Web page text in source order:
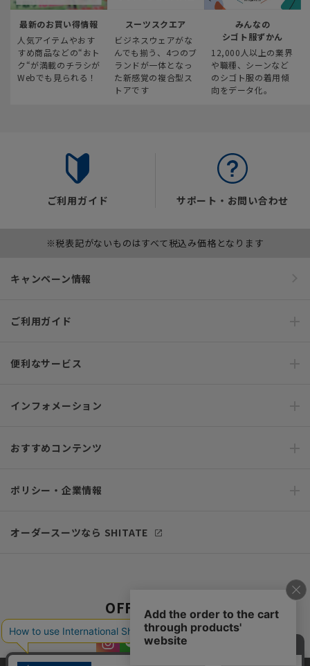
最新のお買い得情報
人気アイテムやおす
すめ商品などの“おト
ク“が満載のチラシが
Webでも見られる！
スーツスクエア
ビジネスウェアがな
んでも揃う、4つのブ
ランドが一体となっ
た新感覚の複合型ス
トアです
みんなの
シゴト服ずかん
12,000人以上の業界
や職種、シーンなど
のシゴト服の着用傾
向をデータ化。
ご利用ガイド サポート・お問い合わせ
※税表記がないものはすべて税込み価格となります
キャンペーン情報
ご利用ガイド
便利なサービス
インフォメーション
おすすめコンテンツ
ポリシー・企業情報
オーダースーツなら SHITATE
OFFICIAL SNS